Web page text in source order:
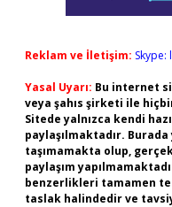
Reklam ve İletişim: Skype:
Yasal Uyarı: Bu internet
veya şahıs şirketi ile
Sitede yalnızca kendi
paylaşılmaktadır.
taşımamakta olup,
paylaşım
benzerlikleri tamamen
taslak halindedir ve